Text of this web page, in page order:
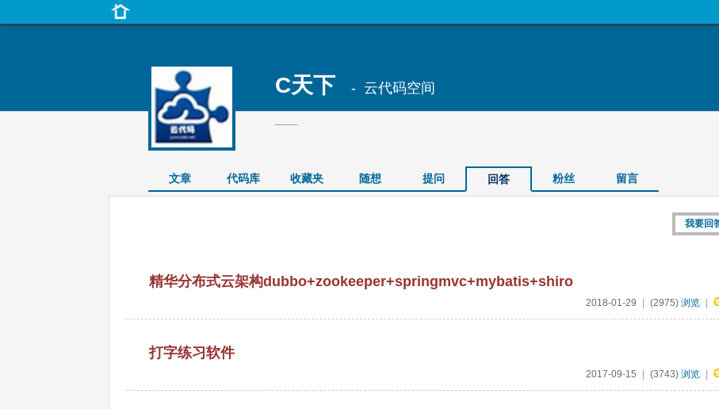
C天下 - 云代码空间
——
文章 代码库 收藏夹 随想 提问 回答 粉丝 留言
我要回
精华分布式云架构dubbo+zookeeper+springmvc+mybatis+shiro
2018-01-29 (2975) 浏览
打字练习软件
2017-09-15 (3743) 浏览